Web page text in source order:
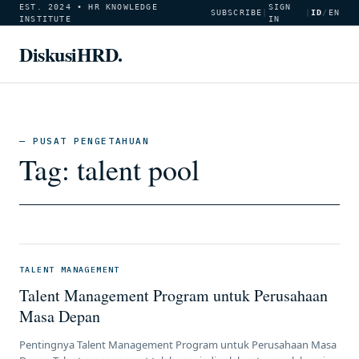
EST. 2024 • HR KNOWLEDGE
INSTITUTE
SUBSCRIBE
SIGN
IN
ID/ EN
DiskusiHRD.
— PUSAT PENGETAHUAN
Tag: talent pool
TALENT MANAGEMENT
Talent Management Program untuk Perusahaan
Masa Depan
Pentingnya Talent Management Program untuk Perusahaan Masa